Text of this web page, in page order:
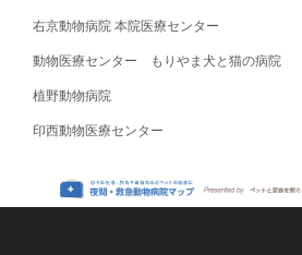
右京動物病院 本院医療センター
動物医療センター もりやま犬と猫の病院
植野動物病院
印西動物医療センター